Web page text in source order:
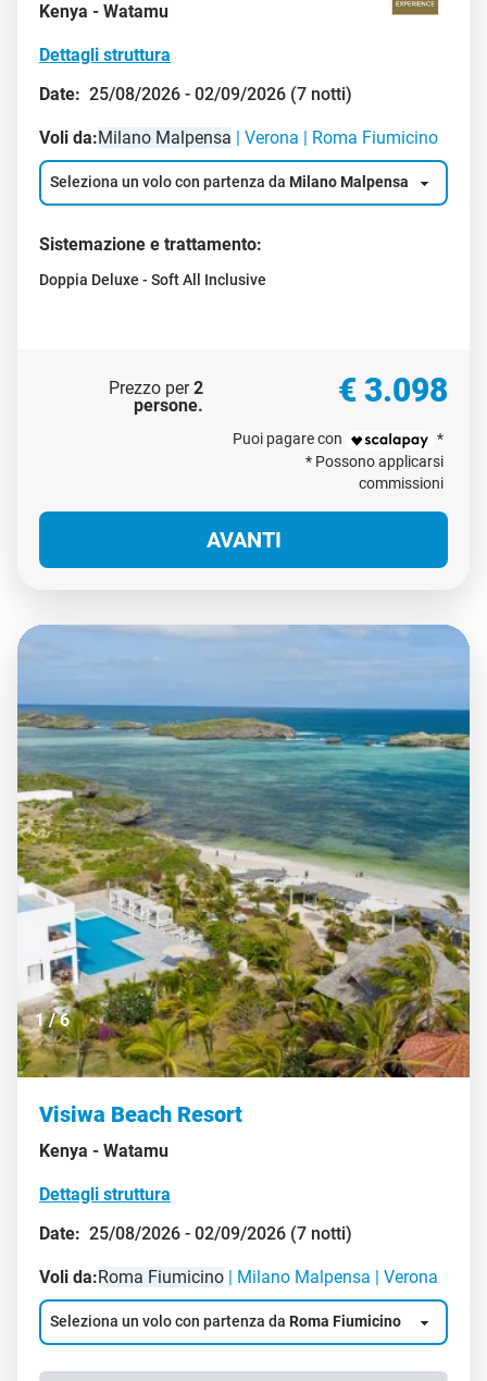
Kenya - Watamu
Dettagli struttura
Date: 25/08/2026 - 02/09/2026 (7 notti)
Voli da:Milano Malpensa Verona Roma Fiumicino
Seleziona un volo con partenza da Milano Malpensa
Sistemazione e trattamento:
Doppia Deluxe - Soft All Inclusive
Prezzo per2
persone. € 3.098
Puoi pagare con
*
* Possono applicarsi
commissioni
AVANTI
1/6
Visiwa Beach Resort
Kenya - Watamu
Dettagli struttura
Date: 25/08/2026 - 02/09/2026 (7 notti)
Voli da:Roma Fiumicino Milano Malpensa Verona
Seleziona un volo con partenza da Roma Fiumicino